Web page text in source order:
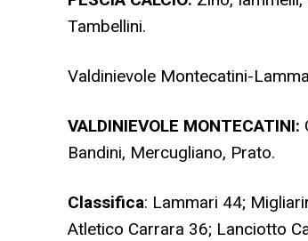
Tambellini.
Valdinievole Montecatini-
VALDINIEVOLE MONTECATINI:
Bandini, Mercugliano, Prato.
Classifica: Lammari 44;
Atletico Carrara 36; Lanciotto